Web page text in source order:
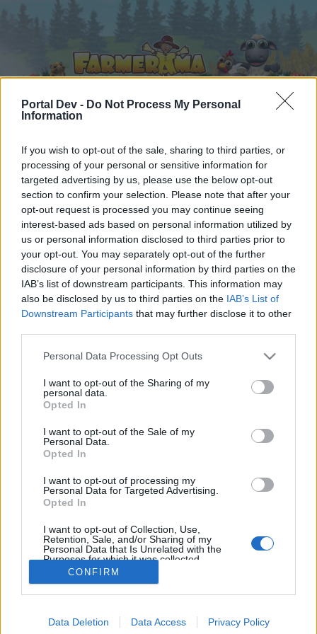
Portal Dev - Do Not Process My Personal
Information
If you wish to opt-out of the sale, sharing to third parties, or
processing of your personal or sensitive information for
targeted advertising by us, please use the below opt-out
section to confirm your selection. Please note that after your
opt-out request is processed you may continue seeing
interest-based ads based on personal information utilized by
us or personal information disclosed to third parties prior to
your opt-out. You may separately opt-out of the further
disclosure of your personal information by third parties on the
IAB’s list of downstream participants. This information may
also be disclosed by us to third parties on the IAB’s List of
Downstream Participants that may further disclose it to other
Personal Data Processing Opt Outs
I want to opt-out of the Sharing of my
personal data.
Opted In
I want to opt-out of the Sale of my
Personal Data.
Opted In
I want to opt-out of processing my
Personal Data for Targeted Advertising.
Opted In
I want to opt-out of Collection, Use,
Retention, Sale, and/or Sharing of my
Personal Data that Is Unrelated with the
Purposes for which it was collected.
Opted Out
CONFIRM
Data Deletion Data Access Privacy Policy
Начало Форуми FAQ за играта FAQ - за играта
Долината на еделвайсите
Скъпи форум потребители,
Ако вие искате да се включите активно във
форума и да участвате в дискусиите, или
регистрирайте се, ако нямате собствен акаунт.
посещение във форума!Играйте тук
Заглавие
Последно
съобщение
Долината на еделвайсите - обща
mushnu4ka
Отговори:
9 11.7.23
Северните гори
Отговори:
6
Алпийските градини
Кобрелия
Отговори:
7
Показване на теми от 1 до 2 от 2
(Трябва да влезеш или да се регистрираш, за да публикуваш тук.)
Начало Форуми
Скорошни публикации
Календар